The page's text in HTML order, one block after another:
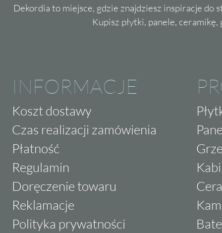
Dekordia to miejsce, gdzie znajdziesz inspiracje do
Kupisz płytki, panele,
INFORMACJE
Koszt dostawy
Czas realizacji zamówienia
Płatność
Regulamin
Doręczenie towaru
Reklamacje
Polityka prywatności